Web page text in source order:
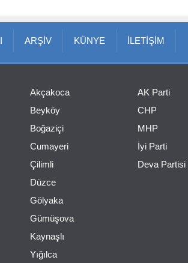
ARŞİV KÜNYE İLETİŞİM
Akçakoca
Beyköy
Boğaziçi
Cumayeri
Çilimli
Düzce
Gölyaka
Gümüşova
Kaynaşlı
Yığılca
AK Parti
CHP
MHP
İyi Parti
Deva Partisi